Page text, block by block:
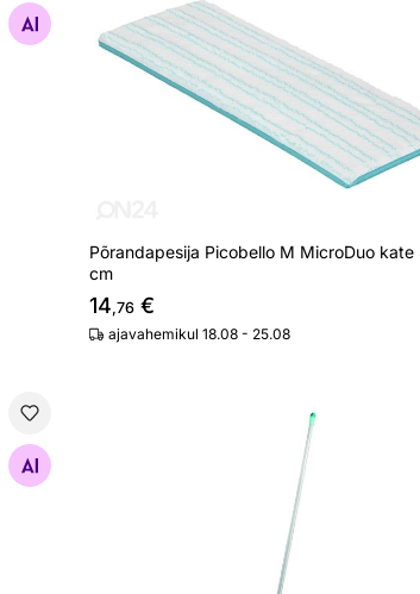
Põrandapesija Picobello M MicroDuo kate
cm
14,76 €
ajavahemikul 18.08 - 25.08
Põrandapesija Leifheit Profi